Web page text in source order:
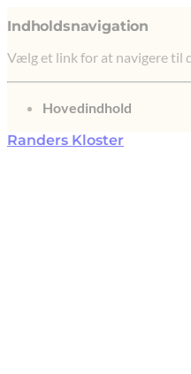
Indholdsnavigation
Vælg et link for at navigere til
gå til
Hovedindhold
Randers Kloster